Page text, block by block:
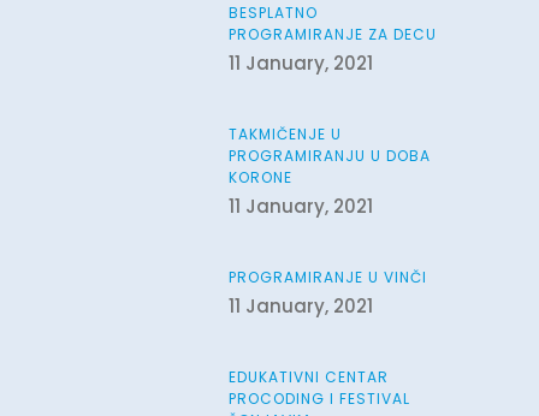
BESPLATNO
PROGRAMIRANJE ZA DECU
11 January, 2021
TAKMIČENJE U
PROGRAMIRANJU U DOBA
KORONE
11 January, 2021
PROGRAMIRANJE U VINČI
11 January, 2021
EDUKATIVNI CENTAR
PROCODING I FESTIVAL